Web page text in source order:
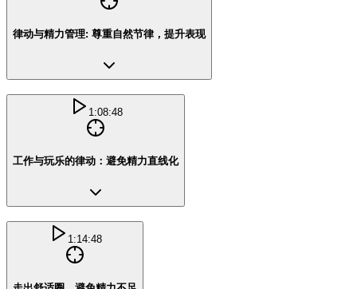
律动与精力管理: 尊重自然节律，提升表现
1:08:48
工作与玩乐的律动：避免精力直线化
1:14:48